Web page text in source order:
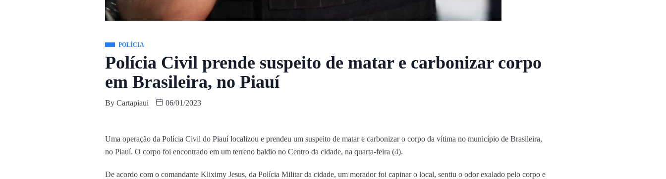
POLÍCIA
Polícia Civil prende suspeito de matar e carbonizar corpo
em Brasileira, no Piauí
By Cartapiaui 06/01/2023
Uma operação da Polícia Civil do Piauí localizou e prendeu um suspeito de matar e carbonizar o corpo da vítima no município de Brasileira,
no Piauí. O corpo foi encontrado em um terreno baldio no Centro da cidade, na quarta-feira (4).
De acordo com o comandante Kliximy Jesus, da Polícia Militar da cidade, um morador foi capinar o local, sentiu o odor exalado pelo corpo e